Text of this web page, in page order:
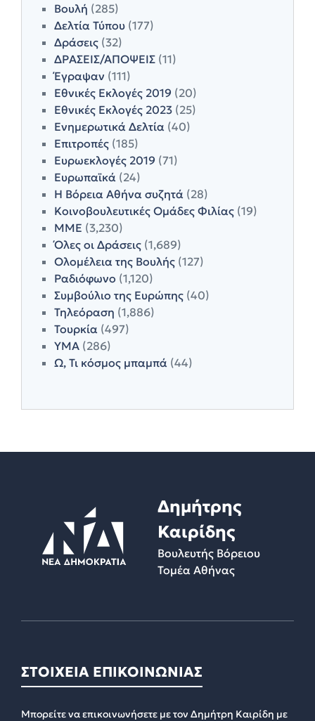
Βουλή (285)
Δελτία Τύπου (177)
Δράσεις (32)
ΔΡΑΣΕΙΣ/ΑΠΟΨΕΙΣ (11)
Έγραψαν (111)
Εθνικές Εκλογές 2019 (20)
Εθνικές Εκλογές 2023 (25)
Ενημερωτικά Δελτία (40)
Επιτροπές (185)
Ευρωεκλογές 2019 (71)
Ευρωπαϊκά (24)
Η Βόρεια Αθήνα συζητά (28)
Κοινοβουλευτικές Ομάδες Φιλίας (19)
ΜΜΕ (3,230)
Όλες οι Δράσεις (1,689)
Ολομέλεια της Βουλής (127)
Ραδιόφωνο (1,120)
Συμβούλιο της Ευρώπης (40)
Τηλεόραση (1,886)
Τουρκία (497)
ΥΜΑ (286)
Ω, Τι κόσμος μπαμπά (44)
Δημήτρης
Καιρίδης
Βουλευτής Βόρειου
Τομέα Αθήνας
ΣΤΟΙΧΕΙΑ ΕΠΙΚΟΙΝΩΝΙΑΣ
Μπορείτε να επικοινωνήσετε με τον Δημήτρη Καιρίδη με